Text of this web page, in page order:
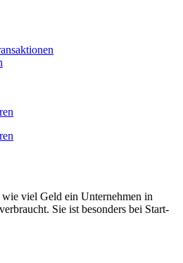
wie viel Geld ein Unternehmen in
Sie ist besonders bei Start-